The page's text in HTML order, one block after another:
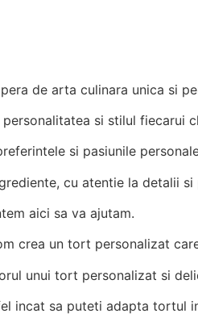
de arta culinara unica si
si stilul fiecarui
si pasiunile
cu atentie la detalii si
aici sa va ajutam.
crea un tort personalizat
unui tort personalizat si
incat sa puteti adapta tortul